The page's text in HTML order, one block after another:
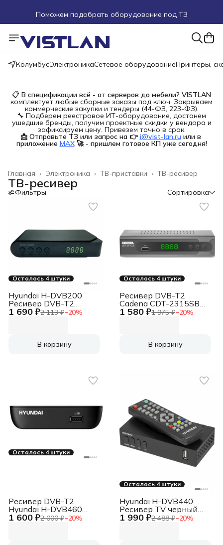
Поможем подобрать оборудование под ТЗ
Пуско-наладочные работы
Пришлите запрос на e-mail или в чат
КолумбусЭлектроникаСетевое оборудованиеПринтеры,
📋 В спецификации всё - от серверов до мебели? VISTLAN
комплектует любые сборные заказы под ключ. Закрываем
коммерческие закупки и тендеры (44-ФЗ, 223-ФЗ).
🔧 Подберем реестровое ИТ-оборудование, достанем
ушедшие бренды, получим проектные скидки у вендора и
зафиксируем цену. Привезем точно в срок.
📩 Отправьте ТЗ или запрос на 👉 i@vist-lan.ru или в
приложение MAX 🚀 - пришлем готовое КП уже сегодня!
ТВ-ресивер
ТВ-приставки ›
Электроника ›
Главная ›
ТВ-ресивер
Фильтры Сортировка
Осталось 4 штуки
1 690 ₽2 113 ₽−20%
Hyundai H-DVB200
Ресивер DVB-T2
черный
В корзину
Осталось 4 штуки
1 580 ₽1 975 ₽−20%
Ресивер DVB-T2
Cadena CDT-2315SB
черный
В корзину
Осталось 4 штуки
1 600 ₽2 000 ₽−20%
Ресивер DVB-T2
Hyundai H-DVB460
черный
Осталось 4 штуки
1 990 ₽2 488 ₽−20%
Hyundai H-DVB440
Ресивер TV черный
Цифровой